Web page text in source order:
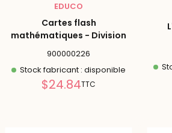
EDUCO
Cartes flash
mathématiques - Division
900000226
Stock fabricant : disponible
Prix
$24.84TTC